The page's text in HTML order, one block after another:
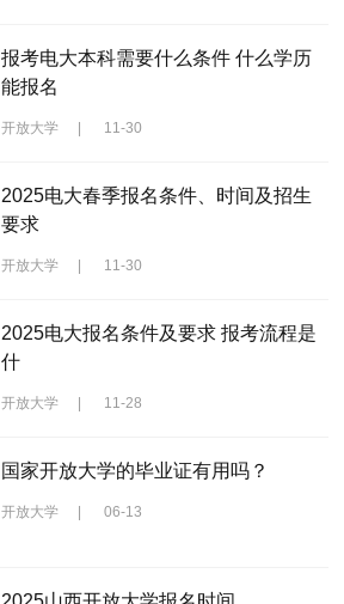
报考电大本科需要什么条件 什么学历
能报名
开放大学 | 11-30
2025电大春季报名条件、时间及招生
要求
开放大学 | 11-30
2025电大报名条件及要求 报考流程是
什
开放大学 | 11-28
国家开放大学的毕业证有用吗？
开放大学 | 06-13